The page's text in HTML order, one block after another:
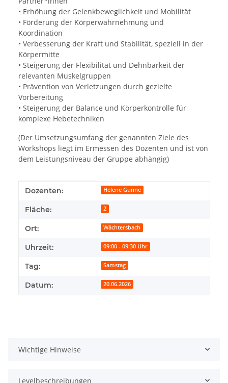
• Erhöhung der Gelenkbeweglichkeit und Mobilität
• Förderung der Körperwahrnehmung und
Koordination
• Verbesserung der Kraft und Stabilität, speziell in der
Körpermitte
• Steigerung der Flexibilität und Dehnbarkeit der
relevanten Muskelgruppen
• Prävention von Verletzungen durch gezielte
Vorbereitung
• Steigerung der Balance und Körperkontrolle für
komplexe Hebetechniken
(Der Umsetzungsumfang der genannten Ziele des
Workshops liegt im Ermessen des Dozenten und ist von
dem Leistungsniveau der Gruppe abhängig)
Produkteigenschaft
Wert
Dozenten: Helene Gunne
Fläche: 2
Ort: Wächtersbach
Uhrzeit: 09:00 - 09:30 Uhr
Tag: Samstag
Datum: 20.06.2026
Wichtige Hinweise
Levelbeschreibungen